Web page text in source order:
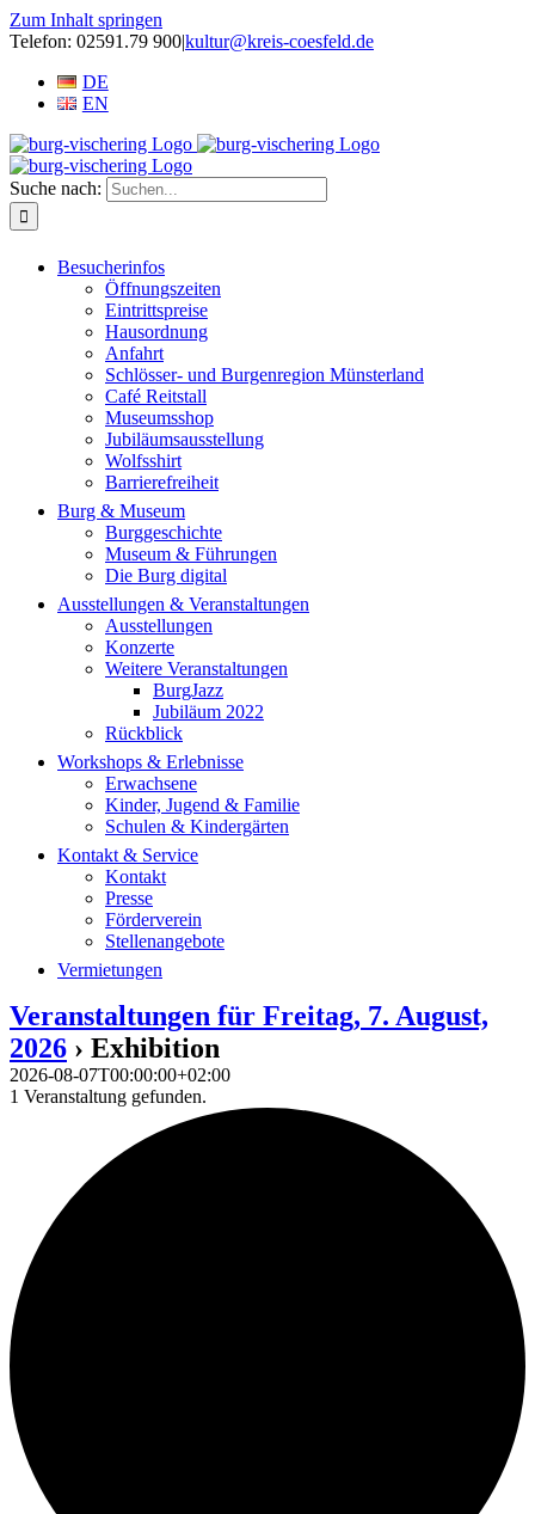
Zum Inhalt springen
Telefon: 02591.79 900|kultur@kreis-coesfeld.de
DE
EN
Suche nach:
Besucherinfos
Öffnungszeiten
Eintrittspreise
Hausordnung
Anfahrt
Schlösser- und Burgenregion Münsterland
Café Reitstall
Museumsshop
Jubiläumsausstellung
Wolfsshirt
Barrierefreiheit
Burg & Museum
Burggeschichte
Museum & Führungen
Die Burg digital
Ausstellungen & Veranstaltungen
Ausstellungen
Konzerte
Weitere Veranstaltungen
BurgJazz
Jubiläum 2022
Rückblick
Workshops & Erlebnisse
Erwachsene
Kinder, Jugend & Familie
Schulen & Kindergärten
Kontakt & Service
Kontakt
Presse
Förderverein
Stellenangebote
Vermietungen
Veranstaltungen für Freitag, 7. August,
2026 › Exhibition
2026-08-07T00:00:00+02:00
1 Veranstaltung gefunden.